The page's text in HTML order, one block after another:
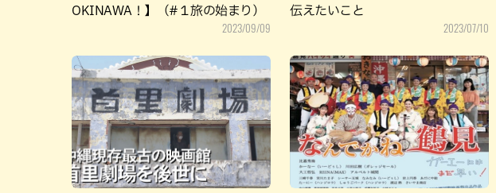
OKINAWA！】（#１旅の始まり）
2023/09/09
伝えたいこと
2023/07/10